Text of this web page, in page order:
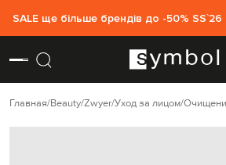
SALE ще більше брендів до -50% SS`26
Главная Beauty Zwyer Уход за лицом